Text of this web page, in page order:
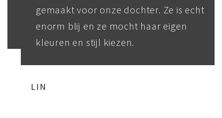
gemaakt voor onze dochter. Ze is echt
enorm blij en ze mocht haar eigen
kleuren en stijl kiezen.
LIN